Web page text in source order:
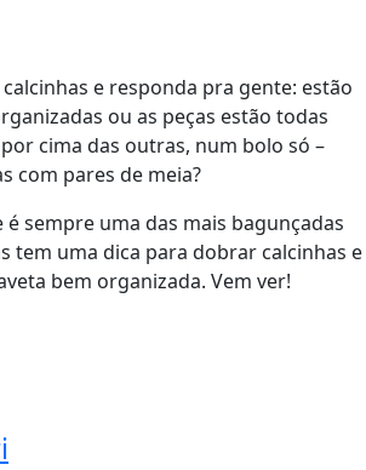
e responda pra gente: estão
ou as peças estão todas
cima das outras, num bolo só –
com pares de meia?
é sempre uma das mais bagunçadas
tem uma dica para dobrar calcinhas e
bem organizada. Vem ver!